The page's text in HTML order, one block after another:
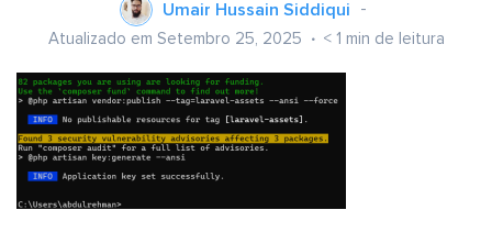
Umair Hussain Siddiqui
Atualizado em Setembro 25, 2025 < 1 min de leitura